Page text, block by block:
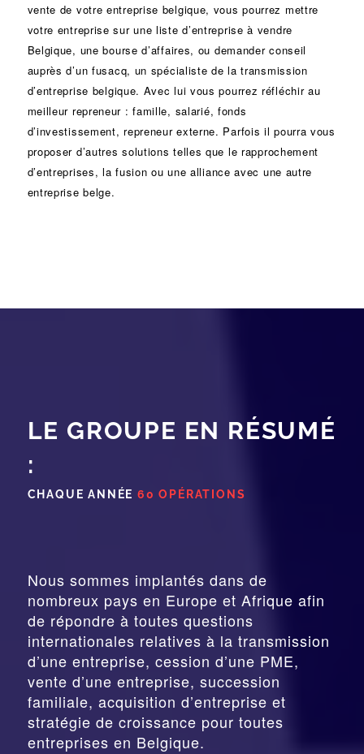
vente de votre entreprise belgique, vous pourrez mettre
votre entreprise sur une liste d’entreprise à vendre
Belgique, unebourse d’affaires, ou demander conseil
auprès d’un fusacq, un spécialiste de latransmission
d’entreprise belgique. Avec lui vous pourrez réfléchir au
meilleur repreneur :famille, salarié, fonds
d’investissement, repreneur externe. Parfois il pourra vous
proposer d’autres solutions telles que le rapprochement
d’entreprises, lafusion ou unealliance avec une autre
entreprise belge.
LE GROUPE EN RÉSUMÉ
:
CHAQUE ANNÉE 60 OPÉRATIONS
Nous sommes implantés dans de
nombreux pays en Europe et Afrique afin
de répondre à toutes questions
internationales relatives à la transmission
d’une entreprise, cession d’une PME,
vente d’une entreprise, succession
familiale, acquisition d’entreprise et
stratégie de croissance pour toutes
entreprises en Belgique.